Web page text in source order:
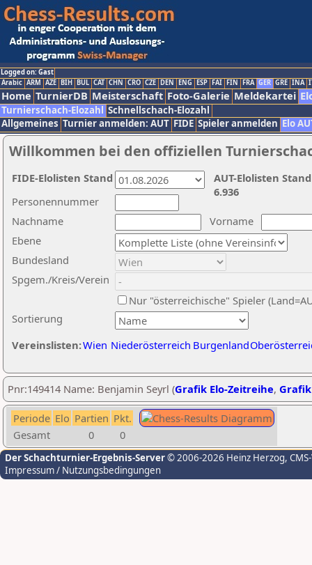
Logged on: Gast
Arabic ARM AZE BIH BUL CAT CHN CRO CZE DEN ENG ESP FAI FIN FRA GER GRE INA
Home TurnierDB Meisterschaft Foto-Galerie Meldekartei
Turnierschach-Elozahl Schnellschach-Elozahl
Allgemeines Turnier anmelden: AUT FIDE Spieler anmelden Elo
Willkommen bei den offiziellen
Nachname
Vorname
Ebene
Sortierung
Personennummer
Bundesland
Spgem./Kreis/Verein
Nur "österreichische" Spieler
Vereinslisten:Wien Niederösterreich Burgenland
AUT-Elolisten
6.936
FIDE-Elolisten Stand
Pnr:149414 Name: Benjamin Seyrl (Grafik Elo-Zeitreihe,
Periode Elo Partien Pkt.
Gesamt
0 0
Der Schachturnier-Ergebnis-Server© 2006-2026 Heinz Herzog,
Impressum / Nutzungsbedingungen